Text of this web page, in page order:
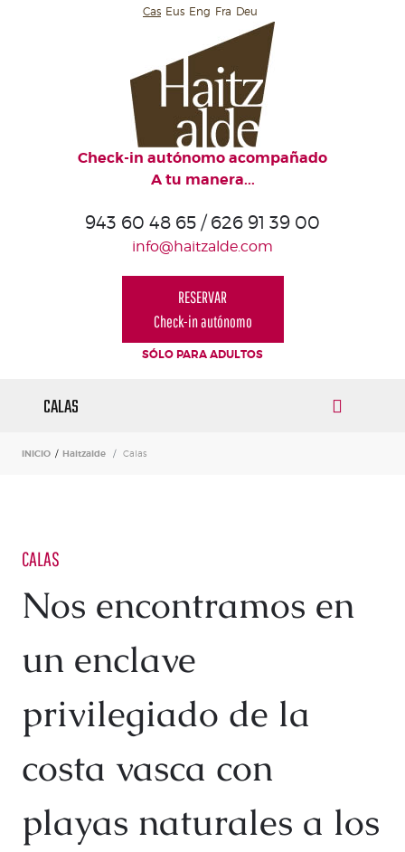
Cas Eus Eng Fra Deu
Check-in autónomo acompañado
A tu manera...
943 60 48 65 / 626 91 39 00
info@haitzalde.com
RESERVAR
Check-in autónomo
SÓLO PARA ADULTOS
CALAS
HAITZALDE
INICIO / Haitzalde Calas
CALAS
Nos encontramos en
un enclave
privilegiado de la
costa vasca con
playas naturales a los